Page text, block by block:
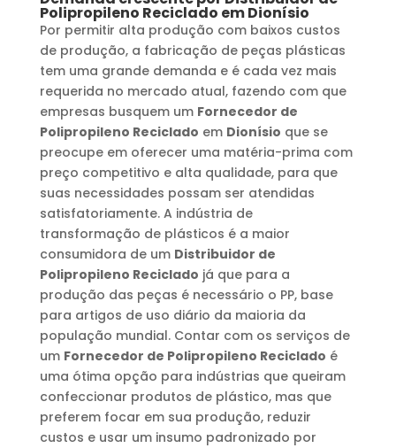
Polipropileno Reciclado emDionísio
Por permitir alta produção com baixos custos
de produção, a fabricação de peças plásticas
tem uma grande demanda e é cada vez mais
requerida no mercado atual, fazendo com que
empresas busquem um Fornecedor de
Polipropileno Reciclado em Dionísio que se
preocupe em oferecer uma matéria-prima com
preço competitivo e alta qualidade, para que
suas necessidades possam ser atendidas
satisfatoriamente. A indústria de
transformação de plásticos é a maior
consumidora de um Distribuidor de
Polipropileno Reciclado já que para a
produção das peças é necessário o PP, base
para artigos de uso diário da maioria da
população mundial. Contar com os serviços de
um Fornecedor de Polipropileno Reciclado é
uma ótima opção para indústrias que queiram
confeccionar produtos de plástico, mas que
preferem focar em sua produção, reduzir
custos e usar um insumo padronizado por